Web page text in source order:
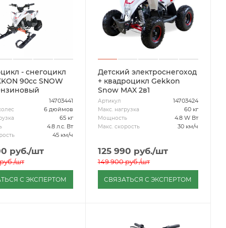
- снегоцикл
14703441
6 дюймов
65 кг
4.8 л.с. Вт
45 км/ч
руб./шт
/шт
С ЭКСПЕРТОМ
Детский электроснегоход
+ квадроцикл Gekkon
Snow MAX 2в1
Артикул 14703424
Макс. нагрузка 60 кг
Мощность 4.8 W Вт
Макс. скорость 30 км/ч
125 990 руб./шт
149 900руб./шт
СВЯЗАТЬСЯ С ЭКСПЕРТОМ